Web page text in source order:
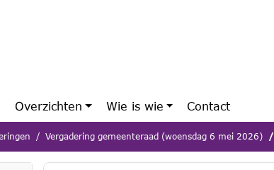
Overzichten Wie is wie Contact
Vergadering gemeenteraad (woensdag 6 mei 2026)